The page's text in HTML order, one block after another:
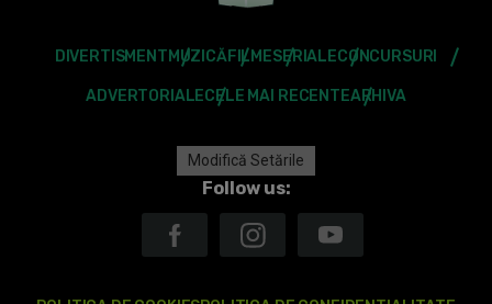
DIVERTISMENT MUZICĂFILMESERIALECONCURSURI
ADVERTORIALECELE MAI RECENTEARHIVA
Modifică Setările
Follow us: